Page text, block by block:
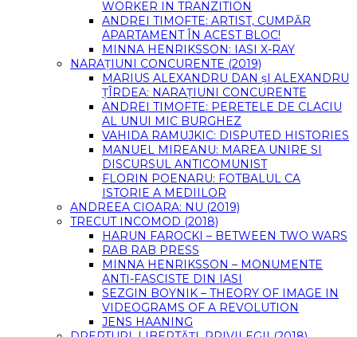
WORKER IN TRANZITION
ANDREI TIMOFTE: ARTIST, CUMPĂR
APARTAMENT ÎN ACEST BLOC!
MINNA HENRIKSSON: IASI X-RAY
NARAȚIUNI CONCURENTE (2019)
MARIUS ALEXANDRU DAN șI ALEXANDRU
ȚÎRDEA: NARAȚIUNI CONCURENTE
ANDREI TIMOFTE: PERETELE DE CLACIU
AL UNUI MIC BURGHEZ
VAHIDA RAMUJKIC: DISPUTED HISTORIES
MANUEL MIREANU: MAREA UNIRE SI
DISCURSUL ANTICOMUNIST
FLORIN POENARU: FOTBALUL CA
ISTORIE A MEDIILOR
ANDREEA CIOARA: NU (2019)
TRECUT INCOMOD (2018)
HARUN FAROCKI – BETWEEN TWO WARS
RAB RAB PRESS
MINNA HENRIKSSON – MONUMENTE
ANTI-FASCISTE DIN IASI
SEZGIN BOYNIK – THEORY OF IMAGE IN
VIDEOGRAMS OF A REVOLUTION
JENS HAANING